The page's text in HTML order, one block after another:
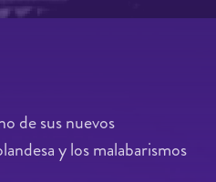
de sus nuevos
y los malabarismos